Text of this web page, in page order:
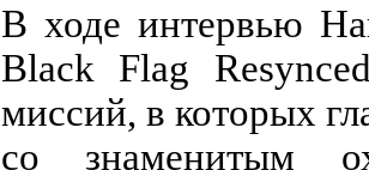
В ходе интервью
Black Flag
миссий, в которых
со знаменитым